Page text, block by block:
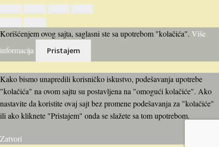
Korišćenjem ovog sajta, saglasni ste sa upotrebom "kolačića". Više
informacija
Pristajem
Kako bismo unapredili korisničko iskustvo, podešavanja upotrebe
"kolačića" na ovom sajtu su postavljena na "omogući kolačiće". Ako
nastavite da koristite ovaj sajt bez promene podešavanja za "kolačiće"
ili ako kliknete "Pristajem" onda se slažete sa tom upotrebom.
Zatvori